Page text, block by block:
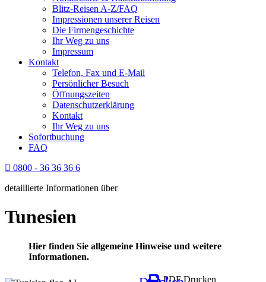
Blitz-Reisen A-Z/FAQ
Impressionen unserer Reisen
Die Firmengeschichte
Ihr Weg zu uns
Impressum
Kontakt
Telefon, Fax und E-Mail
Persönlicher Besuch
Öffnungszeiten
Datenschutzerklärung
Kontakt
Ihr Weg zu uns
Sofortbuchung
FAQ
0800 - 36 36 36 6
detaillierte Informationen über
Tunesien
Hier finden Sie allgemeine Hinweise und weitere
Informationen.
PDF Drucken